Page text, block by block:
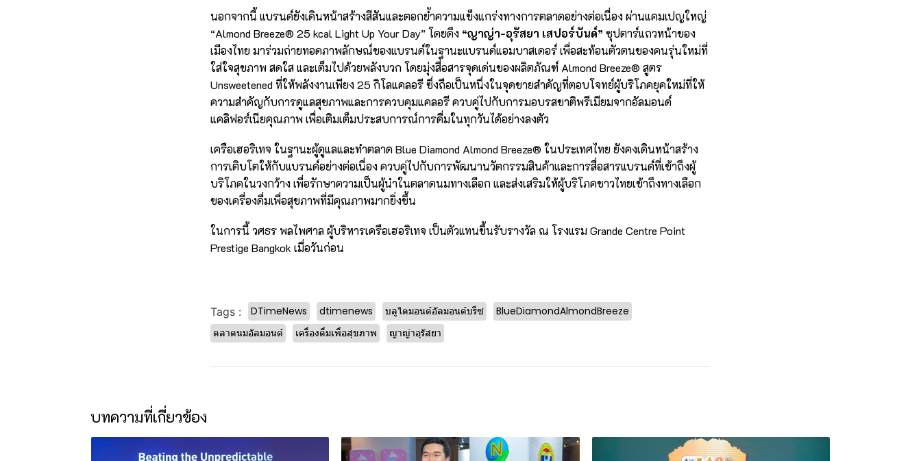
นอกจากนี้ แบรนด์ยังเดินหน้าสร้างสีสันและตอกย้ำความแข็งแกร่งทางการตลาดอย่างต่อเนื่อง ผ่านแคมเปญใหญ่
“Almond Breeze® 25 kcal Light Up Your Day” โดยดึง “ญาญ่า-อุรัสยา เสปอร์บันด์” ซุปตาร์แถวหน้าของ
เมืองไทย มาร่วมถ่ายทอดภาพลักษณ์ของแบรนด์ในฐานะแบรนด์แอมบาสเดอร์ เพื่อสะท้อนตัวตนของคนรุ่นใหม่ที่
ใส่ใจสุขภาพ สดใส และเต็มไปด้วยพลังบวก โดยมุ่งสื่อสารจุดเด่นของผลิตภัณฑ์ Almond Breeze® สูตร
Unsweetened ที่ให้พลังงานเพียง 25 กิโลแคลอรี ซึ่งถือเป็นหนึ่งในจุดขายสำคัญที่ตอบโจทย์ผู้บริโภคยุคใหม่ที่ให้
ความสำคัญกับการดูแลสุขภาพและการควบคุมแคลอรี ควบคู่ไปกับการมอบรสชาติพรีเมียมจากอัลมอนด์
แคลิฟอร์เนียคุณภาพ เพื่อเติมเต็มประสบการณ์การดื่มในทุกวันได้อย่างลงตัว
เครือเฮอริเทจ ในฐานะผู้ดูแลและทำตลาด Blue Diamond Almond Breeze® ในประเทศไทย ยังคงเดินหน้าสร้าง
การเติบโตให้กับแบรนด์อย่างต่อเนื่อง ควบคู่ไปกับการพัฒนานวัตกรรมสินค้าและการสื่อสารแบรนด์ที่เข้าถึงผู้
บริโภคในวงกว้าง เพื่อรักษาความเป็นผู้นำในตลาดนมทางเลือก และส่งเสริมให้ผู้บริโภคชาวไทยเข้าถึงทางเลือก
ของเครื่องดื่มเพื่อสุขภาพที่มีคุณภาพมากยิ่งขึ้น
ในการนี้ วศธร พลไพศาล ผู้บริหารเครือเฮอริเทจ เป็นตัวแทนขึ้นรับรางวัล ณ โรงแรม Grande Centre Point
Prestige Bangkok เมื่อวันก่อน
Tags : DTimeNews dtimenews บลูไดมอนด์อัลมอนด์บรีซ
BlueDiamondAlmondBreeze
ตลาดนมอัลมอนด์
เครื่องดื่มเพื่อสุขภาพ ญาญ่าอุรัสยา
บทความที่เกี่ยวข้อง